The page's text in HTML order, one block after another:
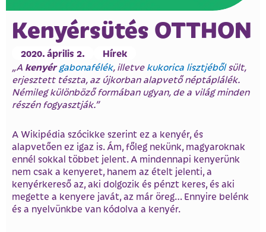
Kenyérsütés OTTHON
2020. április 2. Hírek
„A kenyér gabonafélék, illetvekukorica lisztjébőlsült,
erjesztett tészta, az újkorban alapvető néptáplálék.
Némileg különböző formában ugyan, de a világ minden
részén fogyasztják.”
A Wikipédia szócikke szerint ez a kenyér, és
alapvetően ez igaz is. Ám, főleg nekünk, magyaroknak
ennél sokkal többet jelent. A mindennapi kenyerünk
nem csak a kenyeret, hanem az ételt jelenti, a
kenyérkereső az, aki dolgozik és pénzt keres, és aki
megette a kenyere javát, az már öreg… Ennyire belénk
és a nyelvünkbe van kódolva a kenyér.